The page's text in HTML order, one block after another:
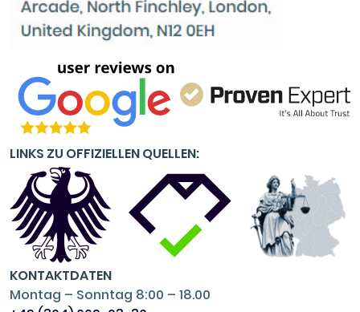
LINKS ZU OFFIZIELLEN QUELLEN:
KONTAKTDATEN
Montag – Sonntag 8:00 – 18.00